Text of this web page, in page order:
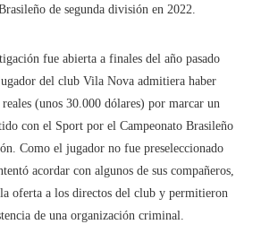
de segunda división en 2022.
fue abierta a finales del año pasado
del club Vila Nova admitiera haber
(unos 30.000 dólares) por marcar un
con el Sport por el Campeonato Brasileño
Como el jugador no fue preseleccionado
acordar con algunos de sus compañeros,
oferta a los directos del club y permitieron
de una organización criminal.